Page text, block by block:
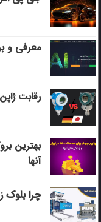
معرفی و
رقابت
بهترین
آنها
چرا بلوک